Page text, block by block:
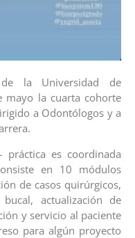
la Universidad de
mayo la cuarta cohorte
a Odontólogos y a
práctica es coordinada
en 10 módulos
de casos quirúrgicos,
actualización de
y servicio al paciente
para algún proyecto